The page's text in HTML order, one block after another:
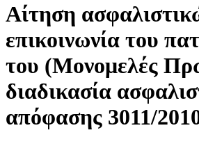
Αίτηση
επικοινωνία του
του (Μονομελές
διαδικασία
απόφασης 3011/